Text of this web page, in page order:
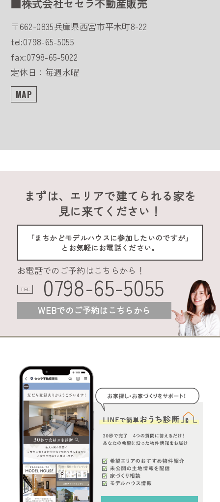
■株式会社セセラ不動産販売
〒662-0835兵庫県西宮市平木町8-22
tel:0798-65-5055
fax:0798-65-5022
定休日：毎週水曜
MAP
まずは、エリアで建てられる家を
見に来てください！
「まちかどモデルハウスに参加したいのですが」
とお気軽にお電話ください。
お電話でのご予約はこちらから！
TEL 0798-65-5055
WEBでのご予約はこちらから